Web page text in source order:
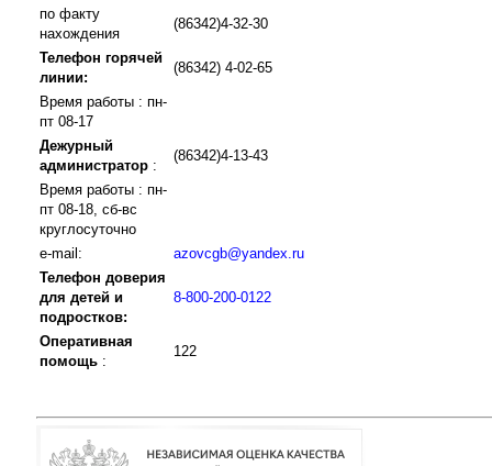
по факту
нахождения
(86342)4-32-30
Телефон горячей
линии:
(86342) 4-02-65
Время работы : пн-
пт 08-17
Дежурный
администратор :
(86342)4-13-43
Время работы : пн-
пт 08-18, сб-вс
круглосуточно
e-mail:
azovcgb@yandex.ru
Телефон доверия
для детей и
подростков:
8-800-200-0122
Оперативная
помощь :
122